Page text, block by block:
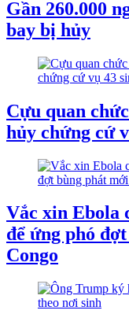
Gần 260.000
bay bị hủy
Cựu quan
hủy chứng cứ
Vắc xin Ebola
để ứng phó
Congo